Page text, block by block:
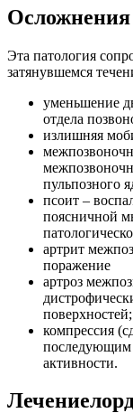
Осложнения
Эта патология
затянувшемся
уменьшение
отдела
излишняя
пульпозного
псоит –
поясничной
артрит
поражение
артроз
поверхностей;
компрессия
последующим
активности.
Лечение